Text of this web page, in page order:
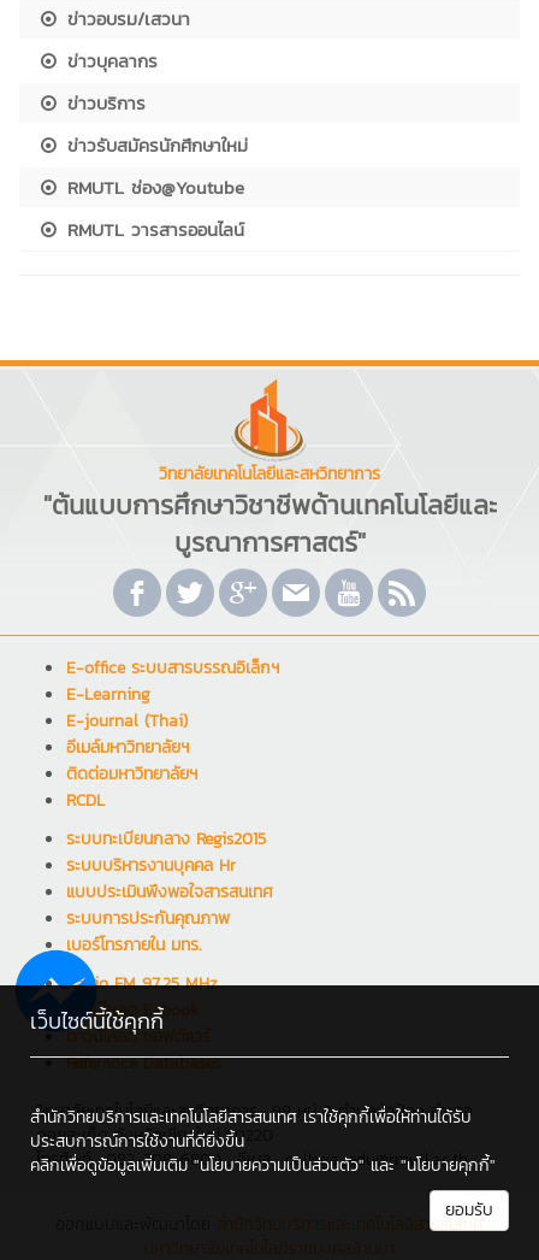
ข่าวอบรม/เสวนา
ข่าวบุคลากร
ข่าวบริการ
ข่าวรับสมัครนักศึกษาใหม่
RMUTL ช่อง@Youtube
RMUTL วารสารออนไลน์
วิทยาลัยเทคโนโลยีและสหวิทยาการ
"ต้นแบบการศึกษาวิชาชีพด้านเทคโนโลยีและ
บูรณาการศาสตร์"
E-office ระบบสารบรรณอิเล็กฯ
E-Learning
E-journal (Thai)
อีเมล์มหาวิทยาลัยฯ
ติดต่อมหาวิทยาลัยฯ
RCDL
ระบบทะเบียนกลาง Regis2015
ระบบบริหารงานบุคคล Hr
แบบประเมินพึงพอใจสารสนเทศ
ระบบการประกันคุณภาพ
เบอร์โทรภายใน มทร.
Radio FM 97.25 MHz
ดาวน์โหลด E-book
ดาวน์โหลด ซอฟต์แวร์
Reference Databases
วิทยาลัยเทคโนโลยีและสหวิทยาการ : 98 หมู่ 8 ตำบลป่าป้อง อำเภอ
ดอยสะเก็ด จังหวัดเชียงใหม่ 50220
โทรศัพท์ : 082-708-6800 , อีเมล : college_edu@rmutl.ac.th
เว็บไซต์นี้ใช้คุกกี้
สำนักวิทยบริการและเทคโนโลยีสารสนเทศ เราใช้คุกกี้เพื่อให้ท่านได้รับ
ประสบการณ์การใช้งานที่ดียิ่งขึ้น
คลิกเพื่อดูข้อมูลเพิ่มเติม "นโยบายความเป็นส่วนตัว" และ "นโยบายคุกกี้"
ยอมรับ
สำนักวิทยบริการและเทคโนโลยีสารสนเทศ